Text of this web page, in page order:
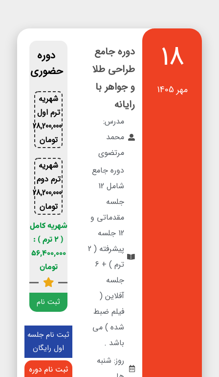
18
مهر 1405
دوره جامع
طراحی طلا
و جواهر با
رایانه
مدرس:
محمد
مرتضوی
دوره جامع
شامل 12
جلسه
مقدماتی و
12 جلسه
پیشرفته ( 2
ترم ) + 6
جلسه
آفلاین (
فیلم ضبط
شده ) می
باشد .
روز: شنبه
دوره
حضوری
شهریه
ترم اول
28,200,000
تومان
شهریه
ترم دوم
28,200,000
تومان
شهریه کامل
( 2 ترم ) :
56,400,000
تومان
ثبت نام
ثبت نام جلسه
اول رایگان
ثبت نام دوره